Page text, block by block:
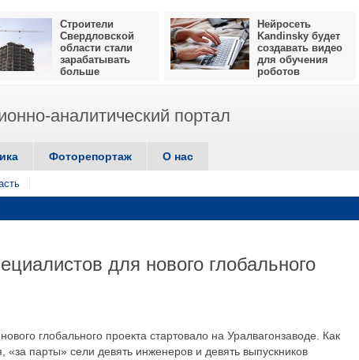
Строители
Свердловской
области стали
зарабатывать
больше
Нейросеть
Kandinsky будет
создавать видео
для обучения
роботов
аналитический портал
Фоторепортаж О нас
для нового глобального
глобального проекта стартовало на Уралвагонзаводе. Как
парты» сели девять инженеров и девять выпускников